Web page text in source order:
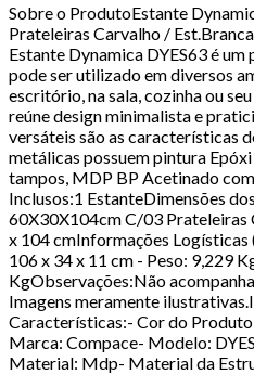
Sobre o ProdutoEstante
Prateleiras Carvalho /
Estante Dynamica DYES63 é
pode ser utilizado em diversos
escritório, na sala, cozinha ou
reúne design minimalista e
versáteis são as características
metálicas possuem pintura
tampos, MDP BP Acetinado
Inclusos:1 EstanteDimensões
60X30X104cm C/03 Prateleiras
x 104 cmInformações Logísticas
106 x 34 x 11 cm - Peso: 9,229
KgObservações:Não
Imagens meramente
Características:- Cor do
Marca: Compace- Modelo:
Material: Mdp- Material da